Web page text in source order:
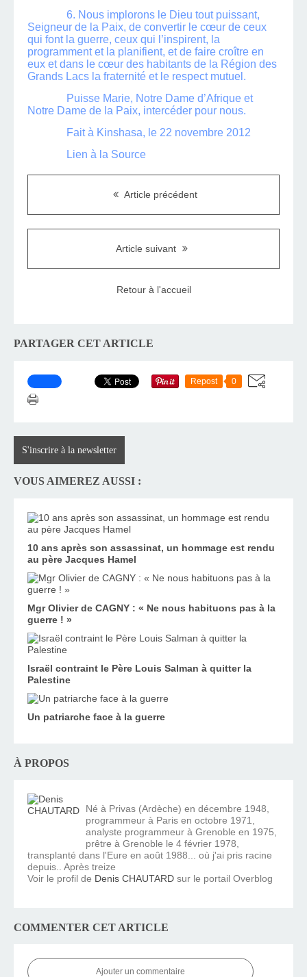
6. Nous implorons le Dieu tout puissant,
Seigneur de la Paix, de convertir le cœur de ceux
qui font la guerre, ceux qui l’inspirent, la
programment et la planifient, et de faire croître en
eux et dans le cœur des habitants de la Région des
Grands Lacs la fraternité et le respect mutuel.
Puisse Marie, Notre Dame d’Afrique et
Notre Dame de la Paix, intercéder pour nous.
Fait à Kinshasa, le 22 novembre 2012
Lien à la Source
Article précédent
Article suivant
Retour à l'accueil
PARTAGER CET ARTICLE
Repost 0
S'inscrire à la newsletter
VOUS AIMEREZ AUSSI :
10 ans après son assassinat, un hommage est rendu
au père Jacques Hamel
Mgr Olivier de CAGNY : « Ne nous habituons pas à la
guerre ! »
Israël contraint le Père Louis Salman à quitter la
Palestine
Un patriarche face à la guerre
À PROPOS
Né à Privas (Ardèche) en décembre 1948,
programmeur à Paris en octobre 1971,
analyste programmeur à Grenoble en 1975,
prêtre à Grenoble le 4 février 1978,
transplanté dans l'Eure en août 1988... où j'ai pris racine
depuis.. Après treize
Voir le profil de Denis CHAUTARD sur le portail Overblog
COMMENTER CET ARTICLE
Ajouter un commentaire